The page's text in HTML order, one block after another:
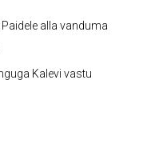
alla vanduma
Kalevi vastu